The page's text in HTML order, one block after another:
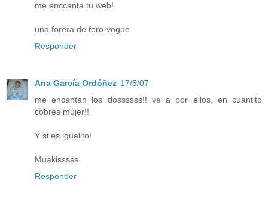
me enccanta tu web!
una forera de foro-vogue
Responder
Ana García Ordóñez 17/5/07
me encantan los dossssss!! ve a por ellos, en cuantito
cobres mujer!!
Y si es igualito!
Muakisssss
Responder